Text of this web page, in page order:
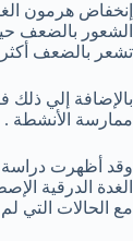
إنخفاض هرمون
تشعر بالضعف
ممارسة الأنشطة .
وقد أظهرت دراسة
الغدة الدرقية
مع الحالات التي